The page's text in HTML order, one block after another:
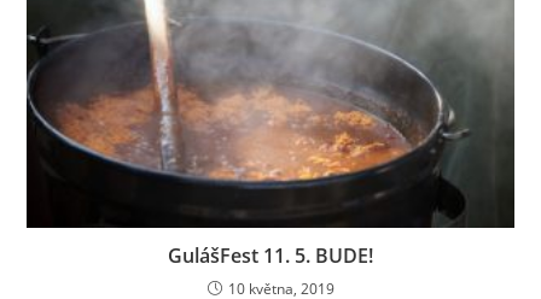
GulášFest 11. 5. BUDE!
10 května, 2019